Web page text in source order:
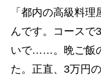
「都内の高級料
んです。コースで
いで……。晩ご飯
た。正直、3万円